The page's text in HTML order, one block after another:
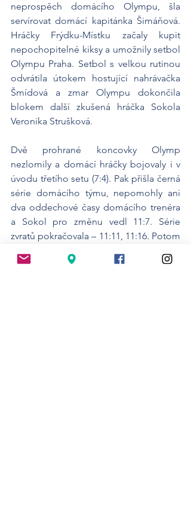
neprospěch domácího Olympu, šla
servírovat domácí kapitánka Šimáňová.
Hráčky Frýdku-Místku začaly kupit
nepochopitelné kiksy a umožnily setbol
Olympu Praha. Setbol s velkou rutinou
odvrátila útokem hostující nahrávačka
Šmídová a zmar Olympu dokončila
blokem další zkušená hráčka Sokola
Veronika Strušková.
Dvě prohrané koncovky Olymp
nezlomily a domácí hráčky bojovaly i v
úvodu třetího setu (7:4). Pak přišla černá
série domácího týmu, nepomohly ani
dva oddechové časy domácího trenéra
a Sokol pro změnu vedl 11:7. Série
zvratů pokračovala – 11:11, 11:16. Potom
kontroloval a v závěru dohrával v